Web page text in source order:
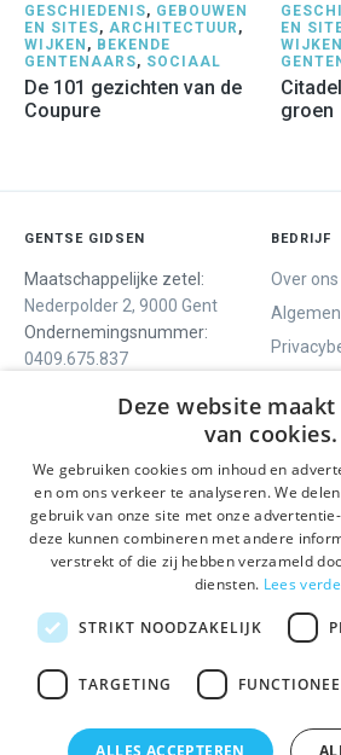
GESCHIEDENIS, GEBOUWEN
EN SITES, ARCHITECTUUR ,
WIJKEN , BEKENDE
GENTENAARS, SOCIAAL
De 101 gezichten van de
Coupure
EN
WIJKEN
groen
GENTSE GIDSEN
Maatschappelijke zetel:
Nederpolder 2, 9000 Gent
Ondernemingsnummer:
0409.675.837
BEDRIJF
Over ons
ONS AANBOD
Rondleidingen
Dagprogramma
Activiteiten
SOCIALS
BLIJF OP DE HOOGTE
Deze website
van cookies.
We gebruiken cookies om inhoud en
en om ons verkeer te analyseren. We
gebruik van onze site met onze
deze kunnen combineren met andere
verstrekt of die zij hebben verzameld
diensten. Lees
STRIKT NOODZAKELIJK
TARGETING
ALLES ACCEPTEREN